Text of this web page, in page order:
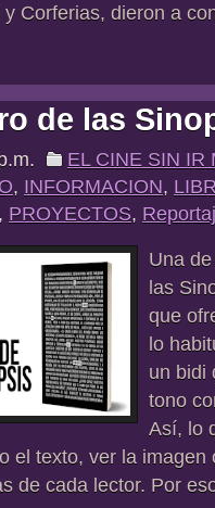
y Corferias, dieron a
de las
EL CINE SIN IR
, INFORMACION,
, PROYECTOS,
Una
las
que
lo
un bidi
tono
Así, lo
el texto, ver la
de cada lector. Por